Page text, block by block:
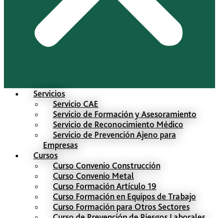
Servicios
Servicio CAE
Servicio de Formación y Asesoramiento
Servicio de Reconocimiento Médico
Servicio de Prevención Ajeno para
Empresas
Cursos
Curso Convenio Construcción
Curso Convenio Metal
Curso Formación Artículo 19
Curso Formación en Equipos de Trabajo
Curso Formación para Otros Sectores